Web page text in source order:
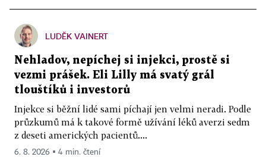
LUDĚK VAINERT
Nehladov, nepíchej si injekci, prostě si
vezmi prášek. Eli Lilly má svatý grál
tlouštíků i investorů
Injekce si běžní lidé sami píchají jen velmi neradi. Podle
průzkumů má k takové formě užívání léků averzi sedm
z deseti amerických pacientů....
6. 8. 2026 ▪ 4 min. čtení